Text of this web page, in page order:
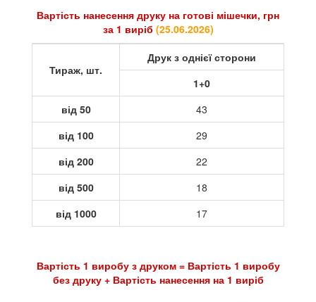
Вартість нанесення друку на готові мішечки, грн
за 1 виріб (25.06.2026)
Тираж, шт.
Друк з однієї сторони
1+0
від 50
43
від 100
29
від 200
22
від 500
18
від 1000
17
Вартість 1 виробу з друком = Вартість 1 виробу
без друку + Вартість нанесення на 1 виріб